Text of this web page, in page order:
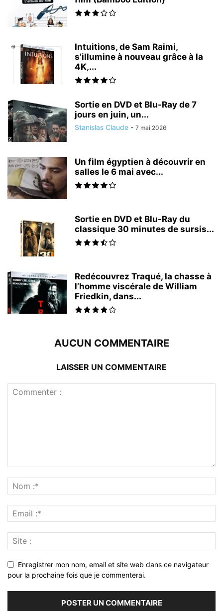
Intuitions, de Sam Raimi,
s’illumine à nouveau grâce à la
4K,...
Sortie en DVD et Blu-Ray de 7
jours en juin, un...
Stanislas Claude - 7 mai 2026
Un film égyptien à découvrir en
salles le 6 mai avec...
Sortie en DVD et Blu-Ray du
classique 30 minutes de sursis...
Redécouvrez Traqué, la chasse à
l’homme viscérale de William
Friedkin, dans...
AUCUN COMMENTAIRE
LAISSER UN COMMENTAIRE
Enregistrer mon nom, email et site web dans ce navigateur
pour la prochaine fois que je commenterai.